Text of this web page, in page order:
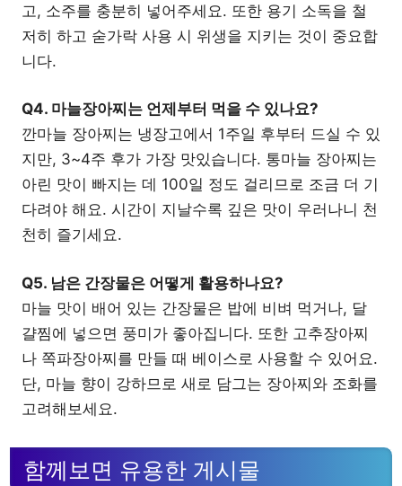
고, 소주를 충분히 넣어주세요. 또한 용기 소독을 철
저히 하고 숟가락 사용 시 위생을 지키는 것이 중요합
니다.
Q4. 마늘장아찌는 언제부터 먹을 수 있나요?
깐마늘 장아찌는 냉장고에서 1주일 후부터 드실 수 있
지만, 3~4주 후가 가장 맛있습니다. 통마늘 장아찌는
아린 맛이 빠지는 데 100일 정도 걸리므로 조금 더 기
다려야 해요. 시간이 지날수록 깊은 맛이 우러나니 천
천히 즐기세요.
Q5. 남은 간장물은 어떻게 활용하나요?
마늘 맛이 배어 있는 간장물은 밥에 비벼 먹거나, 달
걀찜에 넣으면 풍미가 좋아집니다. 또한 고추장아찌
나 쪽파장아찌를 만들 때 베이스로 사용할 수 있어요.
단, 마늘 향이 강하므로 새로 담그는 장아찌와 조화를
고려해보세요.
함께보면 유용한 게시물